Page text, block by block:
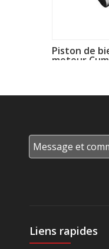
Piston de
moteur
Liens rapides